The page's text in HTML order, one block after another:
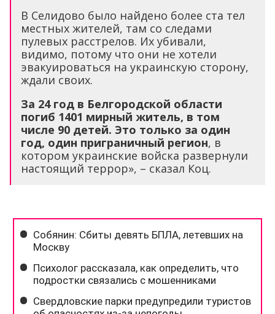
В Селидово было найдено более ста тел
местных жителей, там со следами
пулевых расстрелов. Их убивали,
видимо, потому что они не хотели
эвакуироваться на украинскую сторону,
ждали своих.
За 24 год в Белгородской области
погиб 1401 мирный житель, в том
числе 90 детей. Это только за один
год, один приграничный регион, в
котором украинские войска развернули
настоящий террор», – сказал Коц.